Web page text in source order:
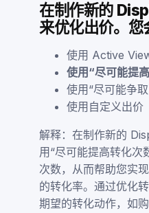
在制作新的
来优化出价。您
使用 Active
使用“尽可能提
使用“尽可能争
使用自定义出价
解释：在制作新的
用“尽可能提高转化次
次数，从而帮助您实
的转化率。通过优化
期望的转化动作，如